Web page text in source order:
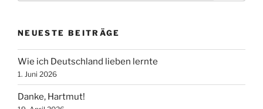
NEUESTE BEITRÄGE
Wie ich Deutschland lieben lernte
1. Juni 2026
Danke, Hartmut!